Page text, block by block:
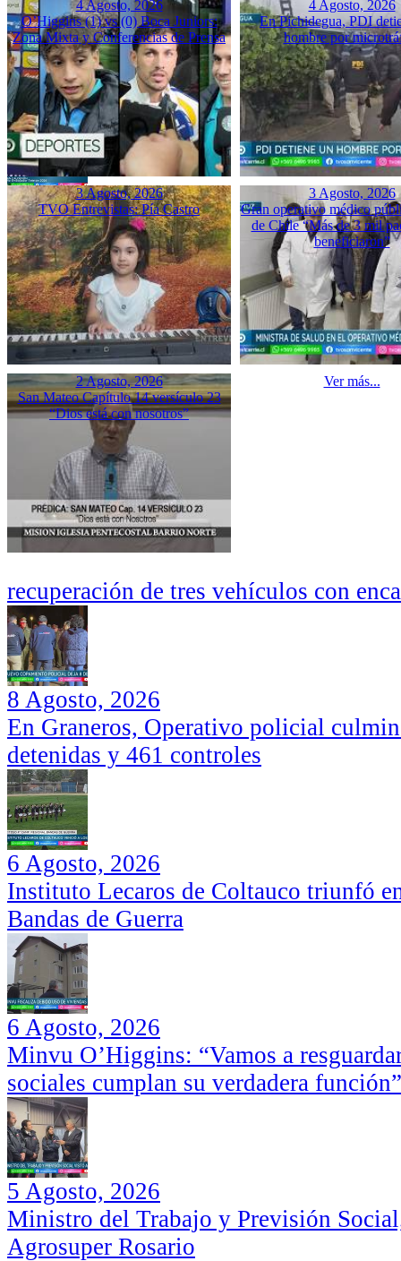
4 Agosto, 2026
O’Higgins (1) vs (0) Boca Juniors:
Zona Mixta y Conferencias de Prensa
4 Agosto, 2026
En Pichidegua, PDI
hombre por
3 Agosto, 2026
TVO Entrevistas: Pía Castro
3 Agosto, 2026
Gran operativo médico
de Chile “Más de 3 mil
beneficiaron”
2 Agosto, 2026
San Mateo Capítulo 14 versículo 23
“Dios está con nosotros”
Ver más...
recuperación de tres vehículos con
8 Agosto, 2026
En Graneros, Operativo policial
detenidas y 461 controles
6 Agosto, 2026
Instituto Lecaros de Coltauco triunfó
Bandas de Guerra
6 Agosto, 2026
Minvu O’Higgins: “Vamos a
sociales cumplan su verdadera función”
5 Agosto, 2026
Ministro del Trabajo y Previsión
Agrosuper Rosario